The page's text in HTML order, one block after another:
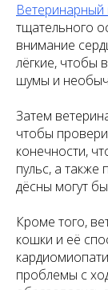
Ветеринарный
тщательного
внимание
лёгкие, чтобы
шумы и
Затем
чтобы
конечности,
пульс, а
дёсны могут
Кроме того,
кошки и её
проблемы с